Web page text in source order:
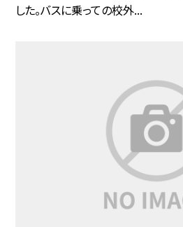
した。バスに乗っての校外...